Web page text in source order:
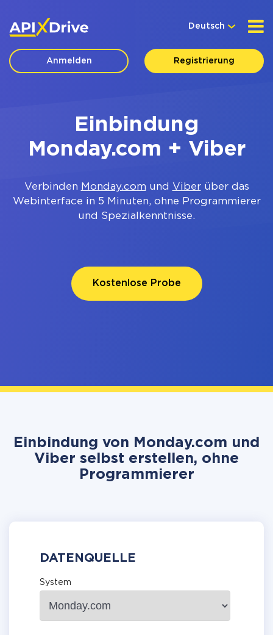
Deutsch
Anmelden Registrierung
Einbindung
Monday.com + Viber
Verbinden Monday.com und Viberüber das
Webinterface in 5 Minuten, ohne Programmierer
und Spezialkenntnisse.
Kostenlose Probe
Einbindung von Monday.com und
Viber selbst erstellen, ohne
Programmierer
DATENQUELLE
System